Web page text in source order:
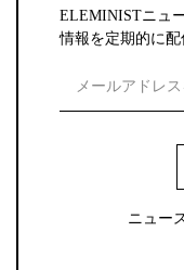
ELEMINISTニュ
情報を定期的に配
ニュー